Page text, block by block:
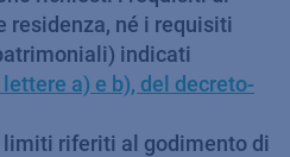
residenza, né i requisiti
indicati
a) e b), del decreto-
riferiti al godimento di